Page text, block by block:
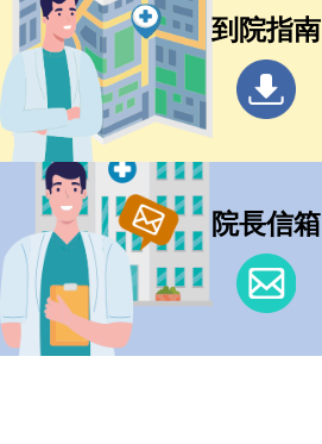
到院指南
院長信箱